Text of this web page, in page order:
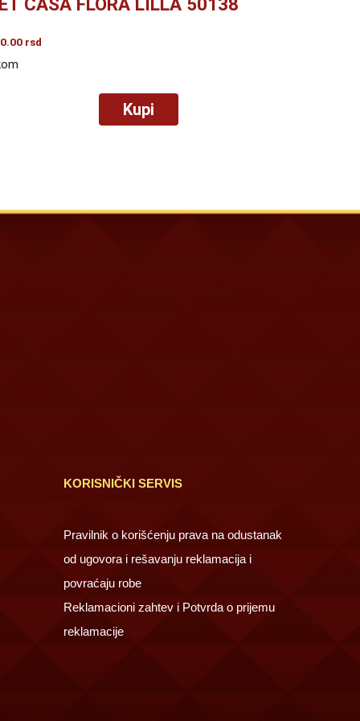
ČAŠA FLORA LILLA 50138
rsd
Kupi
KORISNIČKI SERVIS
Pravilnik o korišćenju prava na odustanak
od ugovora i rešavanju reklamacija i
povraćaju robe
Reklamacioni zahtev i Potvrda o prijemu
reklamacije